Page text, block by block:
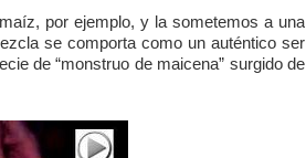
por ejemplo, y la sometemos a una
se comporta como un auténtico ser
de “monstruo de maicena” surgido de